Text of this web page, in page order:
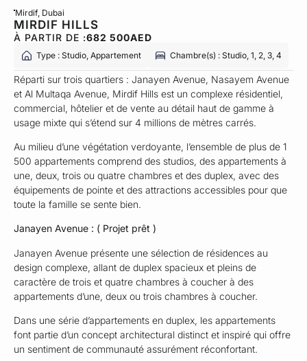
Mirdif, Dubai
MIRDIF HILLS
À PARTIR DE :682 500AED
Type : Studio, Appartement Chambre(s) : Studio, 1, 2, 3, 4
Réparti sur trois quartiers : Janayen Avenue, Nasayem Avenue
et Al Multaqa Avenue, Mirdif Hills est un complexe résidentiel,
commercial, hôtelier et de vente au détail haut de gamme à
usage mixte qui s’étend sur 4 millions de mètres carrés.
Au milieu d’une végétation verdoyante, l’ensemble de plus de 1
500 appartements comprend des studios, des appartements à
une, deux, trois ou quatre chambres et des duplex, avec des
équipements de pointe et des attractions accessibles pour que
toute la famille se sente bien.
Janayen Avenue : ( Projet prêt )
Janayen Avenue présente une sélection de résidences au
design complexe, allant de duplex spacieux et pleins de
caractère de trois et quatre chambres à coucher à des
appartements d’une, deux ou trois chambres à coucher.
Dans une série d’appartements en duplex, les appartements
font partie d’un concept architectural distinct et inspiré qui offre
un sentiment de communauté assurément réconfortant.